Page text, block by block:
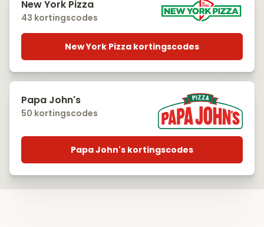
New York Pizza
43 kortingscodes
New York Pizza kortingscodes
Papa John's
50 kortingscodes
Papa John's kortingscodes